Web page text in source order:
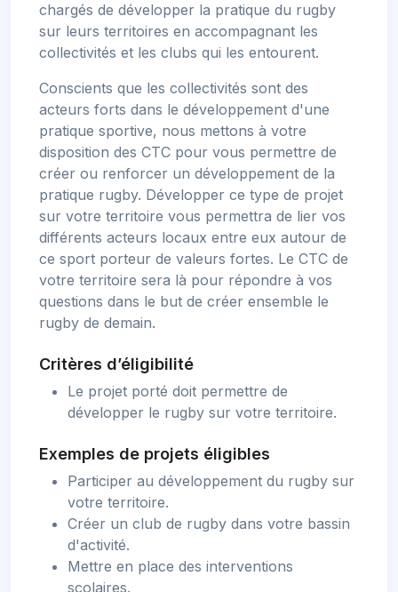
chargés de développer la pratique du rugby
sur leurs territoires en accompagnant les
collectivités et les clubs qui les entourent.
Conscients que les collectivités sont des
acteurs forts dans le développement d'une
pratique sportive, nous mettons à votre
disposition des CTC pour vous permettre de
créer ou renforcer un développement de la
pratique rugby. Développer ce type de projet
sur votre territoire vous permettra de lier vos
différents acteurs locaux entre eux autour de
ce sport porteur de valeurs fortes. Le CTC de
votre territoire sera là pour répondre à vos
questions dans le but de créer ensemble le
rugby de demain.
Critères d’éligibilité
Le projet porté doit permettre de
développer le rugby sur votre territoire.
Exemples de projets éligibles
Participer au développement du rugby sur
votre territoire.
Créer un club de rugby dans votre bassin
d'activité.
Mettre en place des interventions
scolaires.